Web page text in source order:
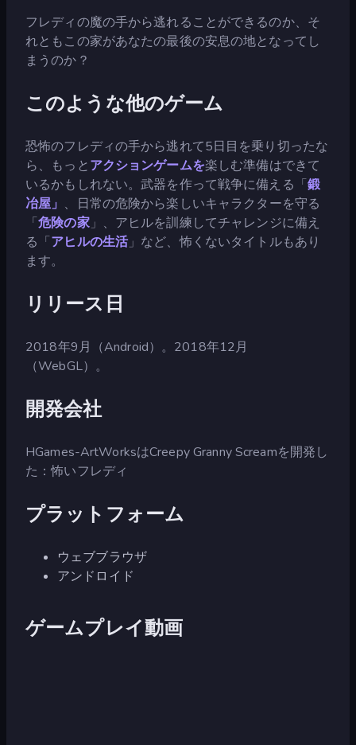
フレディの魔の手から逃れることができるのか、そ
れともこの家があなたの最後の安息の地となってし
まうのか？
このような他のゲーム
恐怖のフレディの手から逃れて5日目を乗り切ったな
ら、もっとアクションゲームを楽しむ準備はできて
いるかもしれない。武器を作って戦争に備える「鍛
冶屋」 、日常の危険から楽しいキャラクターを守る
「危険の家」、アヒルを訓練してチャレンジに備え
る「アヒルの生活」など、怖くないタイトルもあり
ます。
リリース日
2018年9月（Android）。2018年12月
（WebGL）。
開発会社
HGames-ArtWorksはCreepy Granny Screamを開発し
た：怖いフレディ
プラットフォーム
ウェブブラウザ
アンドロイド
ゲームプレイ動画